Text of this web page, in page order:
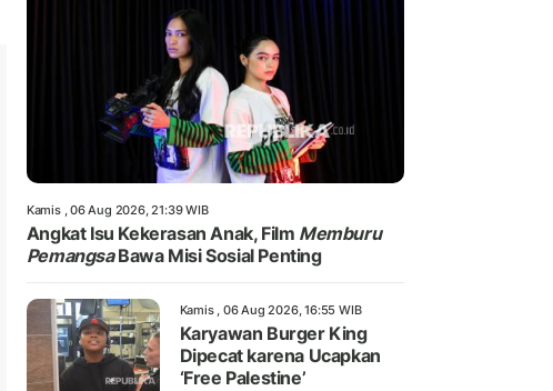
Kamis , 06 Aug 2026, 21:39 WIB
Angkat Isu Kekerasan Anak, Film Memburu
PemangsaBawa Misi Sosial Penting
Kamis , 06 Aug 2026, 16:55 WIB
Karyawan Burger King
Dipecat karena Ucapkan
‘Free Palestine’